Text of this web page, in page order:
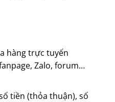
hàng trực tuyến
Zalo, forum…
tiền (thỏa thuận), số